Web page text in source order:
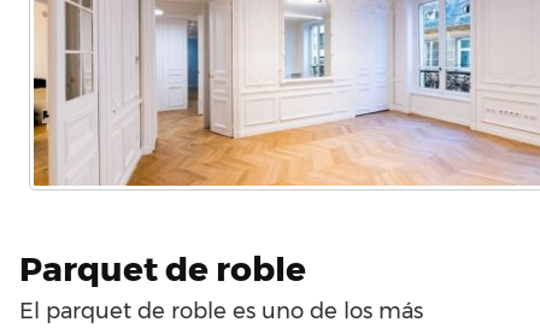
Parquet de roble
El parquet de roble es uno de los más